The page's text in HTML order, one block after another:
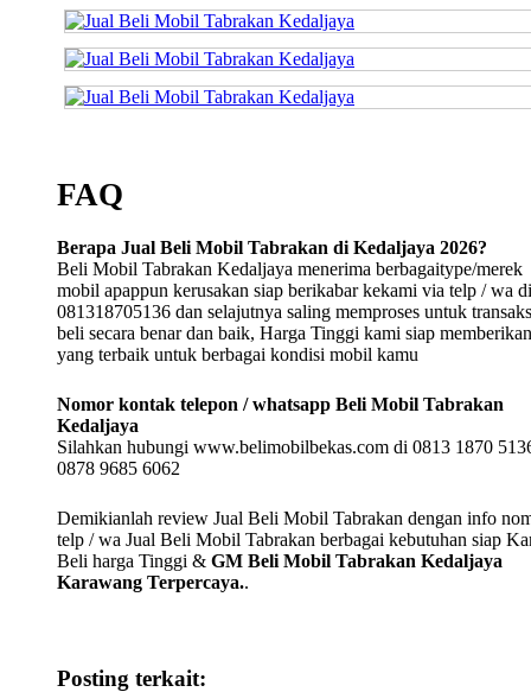
FAQ
Berapa Jual Beli Mobil Tabrakan di Kedaljaya 2026?
Beli Mobil Tabrakan Kedaljaya menerima berbagaitype/merek
mobil apappun kerusakan siap berikabar kekami via telp / wa di
081318705136 dan selajutnya saling memproses untuk
beli secara benar dan baik, Harga Tinggi kami siap memberikan
yang terbaik untuk berbagai kondisi mobil kamu
Nomor kontak telepon / whatsapp Beli Mobil Tabrakan
Kedaljaya
Silahkan hubungi www.belimobilbekas.com di 0813 1870
0878 9685 6062
Demikianlah review Jual Beli Mobil Tabrakan dengan info
telp / wa Jual Beli Mobil Tabrakan berbagai kebutuhan siap
Beli harga Tinggi & GM Beli Mobil Tabrakan Kedaljaya
Karawang Terpercaya..
Posting terkait: